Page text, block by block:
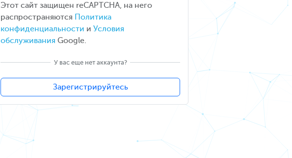
Этот сайт защищен reCAPTCHA, на него
распространяются Политика
конфиденциальности и Условия
обслуживания Google.
У вас еще нет аккаунта?
Зарегистрируйтесь